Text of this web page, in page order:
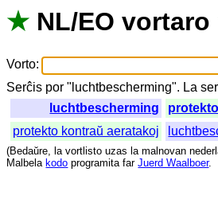
★ NL/EO vortaro
Vorto:
Serĉis por " luchtbescherming". La
luchtbescherming
protekto kontraŭ aeratakoj
(Bedaŭre, la vortlisto uzas la malnovan
Malbela kodo programita far Juerd Waalboer.